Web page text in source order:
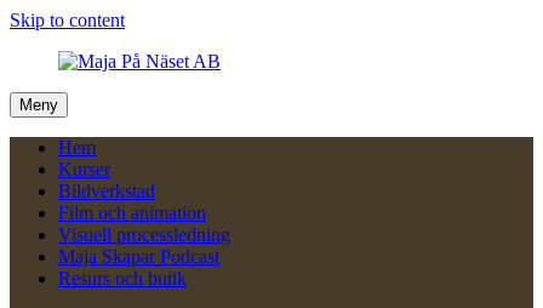
Skip to content
Meny
Hem
Kurser
Bildverkstad
Film och animation
Visuell processledning
Maja Skapar Podcast
Resurs och butik